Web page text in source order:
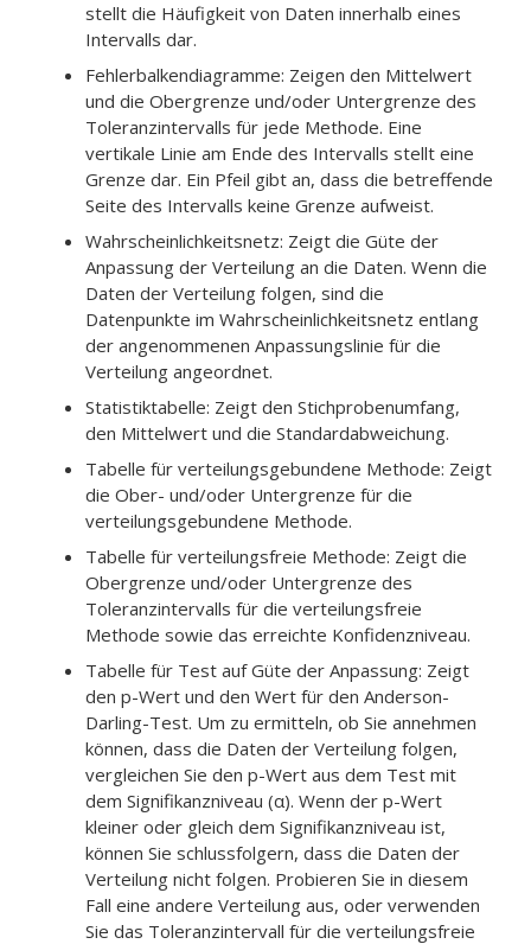
stellt die Häufigkeit von Daten innerhalb eines
Intervalls dar.
Fehlerbalkendiagramme: Zeigen den Mittelwert
und die Obergrenze und/oder Untergrenze des
Toleranzintervalls für jede Methode. Eine
vertikale Linie am Ende des Intervalls stellt eine
Grenze dar. Ein Pfeil gibt an, dass die betreffende
Seite des Intervalls keine Grenze aufweist.
Wahrscheinlichkeitsnetz: Zeigt die Güte der
Anpassung der Verteilung an die Daten. Wenn die
Daten der Verteilung folgen, sind die
Datenpunkte im Wahrscheinlichkeitsnetz entlang
der angenommenen Anpassungslinie für die
Verteilung angeordnet.
Statistiktabelle: Zeigt den Stichprobenumfang,
den Mittelwert und die Standardabweichung.
Tabelle für verteilungsgebundene Methode: Zeigt
die Ober- und/oder Untergrenze für die
verteilungsgebundene Methode.
Tabelle für verteilungsfreie Methode: Zeigt die
Obergrenze und/oder Untergrenze des
Toleranzintervalls für die verteilungsfreie
Methode sowie das erreichte Konfidenzniveau.
Tabelle für Test auf Güte der Anpassung: Zeigt
den p-Wert und den Wert für den Anderson-
Darling-Test. Um zu ermitteln, ob Sie annehmen
können, dass die Daten der Verteilung folgen,
vergleichen Sie den p-Wert aus dem Test mit
dem Signifikanzniveau (α). Wenn der p-Wert
kleiner oder gleich dem Signifikanzniveau ist,
können Sie schlussfolgern, dass die Daten der
Verteilung nicht folgen. Probieren Sie in diesem
Fall eine andere Verteilung aus, oder verwenden
Sie das Toleranzintervall für die verteilungsfreie